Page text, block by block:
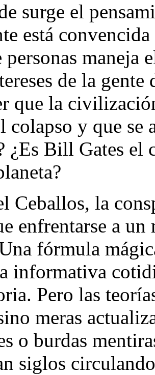
surge el
está
personas maneja
de la gente
que la
colapso y que se
¿Es Bill Gates el
Ceballos, la
enfrentarse a
fórmula
informativa
Pero las
meras
o burdas
siglos